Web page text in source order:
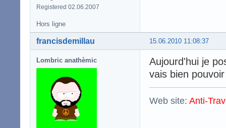
Registered 02.06.2007
Hors ligne
15.06.2010 11:08:37
francisdemillau
Lombric anathèmic
Aujourd'hui je
vais bien
Web site: Anti-